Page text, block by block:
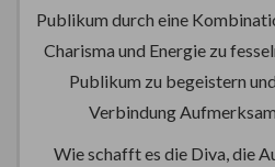
Publikum durch eine
Charisma und Energie zu
Publikum zu begeistern
Verbindung
Wie schafft es die Diva, die